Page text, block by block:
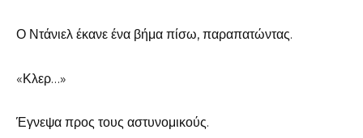
Ο Ντάνιελ έκανε ένα βήμα πίσω, παραπατώντας.
«Κλερ…»
Έγνεψα προς τους αστυνομικούς.